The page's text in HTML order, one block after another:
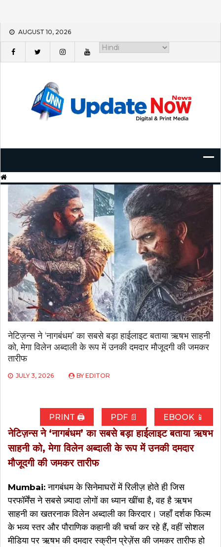
Skip
content
AUGUST 10, 2026
नेटिज़न्स ने ‘नागबंधम’ का सबसे बड़ा हाईलाइट बताया ऋषभ साहनी
को, मेगा विलेन अब्दाली के रूप में उनकी दमदार मौजूदगी की जमकर
तारीफ
JULY 3, 2026 BY EDITOR
PRINT 🖨 PDF 📄 EBOOK 📱
नेटिज़न्स ने ‘नागबंधम’ का सबसे बड़ा हाईलाइट बताया ऋषभ
साहनी को, मेगा विलेन अब्दाली के रूप में उनकी दमदार
मौजूदगी की जमकर तारीफ
Mumbai: नागबंधम के सिनेमाघरों में रिलीज़ होते ही जिस
परफॉर्मेंस ने सबसे ज़्यादा लोगों का ध्यान खींचा है, वह है ऋषभ
साहनी का खतरनाक विलेन अब्दाली का किरदार। जहाँ दर्शक फिल्म
के भव्य स्तर और पौराणिक कहानी की चर्चा कर रहे हैं, वहीं सोशल
मीडिया पर ऋषभ की दमदार स्क्रीन प्रेज़ेंस की जमकर तारीफ हो